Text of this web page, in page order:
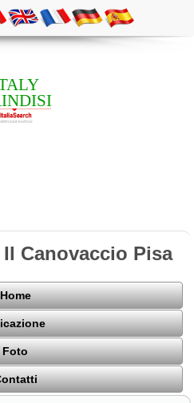
Canovaccio Pisa
Home
Foto